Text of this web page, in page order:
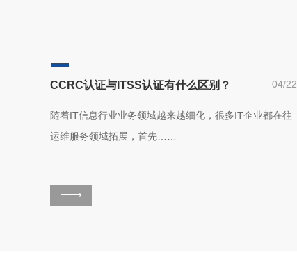
04/22
CCRC认证与ITSS认证有什么区别？
随着IT信息行业业务领域越来越细化，很多IT企业都在往
运维服务领域拓展，首先……